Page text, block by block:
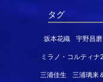
タグ
坂本花織 宇野昌磨
ミラノ・コルティ
三浦佳生 三浦璃来